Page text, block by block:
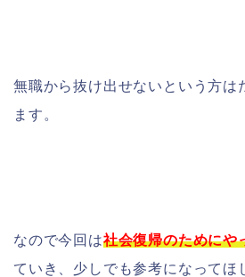
無職から抜け出せないという方は
ます。
なので今回は社会復帰のためにや
ていき、少しでも参考になってほ